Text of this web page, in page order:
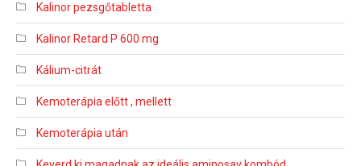
Kalinor pezsgőtabletta
Kalinor Retard P 600 mg
Kálium-citrát
Kemoterápia előtt , mellett
Kemoterápia után